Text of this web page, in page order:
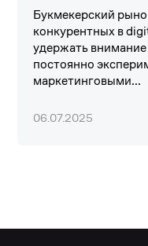
Букмекерский
конкурентных в
удержать
постоянно
маркетинговыми...
06.07.2025